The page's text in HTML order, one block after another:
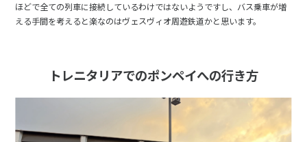
ほどで全ての列車に接続しているわけではないようですし、バス乗車が増
える手間を考えると楽なのはヴェスヴィオ周遊鉄道かと思います。
トレニタリアでのポンペイへの行き方